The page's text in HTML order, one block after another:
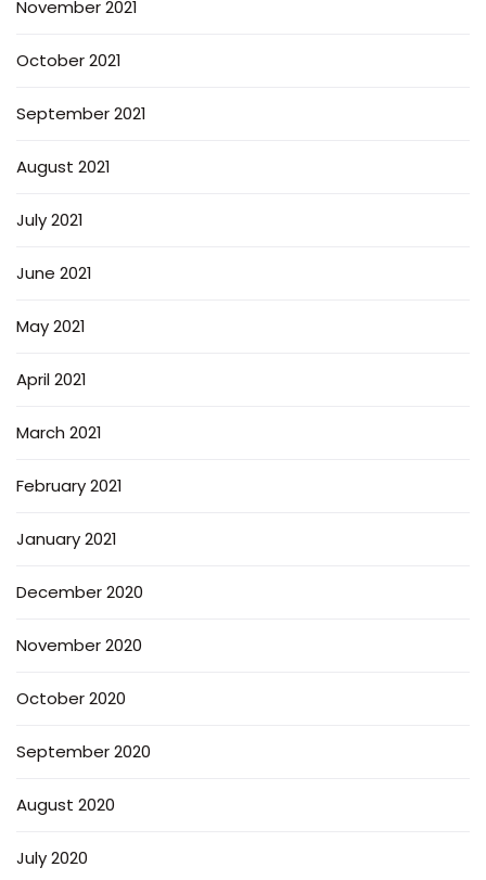
November 2021
October 2021
September 2021
August 2021
July 2021
June 2021
May 2021
April 2021
March 2021
February 2021
January 2021
December 2020
November 2020
October 2020
September 2020
August 2020
July 2020